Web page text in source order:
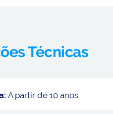
Técnicas
A partir de 10 anos